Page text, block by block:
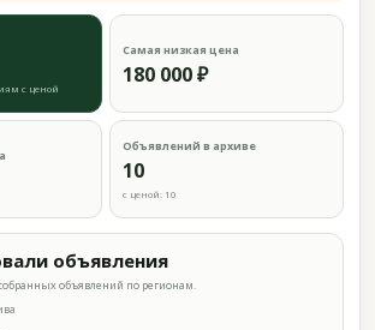
с ценой
Самая низкая цена
180 000 ₽
Объявлений в архиве
10
с ценой: 10
объявления
объявлений по регионам.